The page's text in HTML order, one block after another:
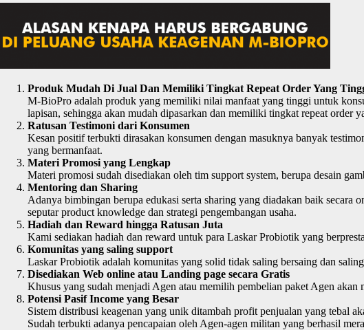
Produk Mudah Di Jual Dan Memiliki Tingkat Repeat Order Yang
M-BioPro adalah produk yang memiliki nilai manfaat yang tinggi untuk
lapisan, sehingga akan mudah dipasarkan dan memiliki tingkat repeat order
Ratusan Testimoni dari Konsumen
Kesan positif terbukti dirasakan konsumen dengan masuknya banyak
yang bermanfaat.
Materi Promosi yang Lengkap
Materi promosi sudah disediakan oleh tim support system, berupa desain
Mentoring dan Sharing
Adanya bimbingan berupa edukasi serta sharing yang diadakan baik
seputar product knowledge dan strategi pengembangan usaha.
Hadiah dan Reward hingga Ratusan Juta
Kami sediakan hadiah dan reward untuk para Laskar Probiotik yang
Komunitas yang saling support
Laskar Probiotik adalah komunitas yang solid tidak saling bersaing dan
Disediakan Web online atau Landing page secara Gratis
Khusus yang sudah menjadi Agen atau memilih pembelian paket Agen
Potensi Pasif Income yang Besar
Sistem distribusi keagenan yang unik ditambah profit penjualan yang tebal
Sudah terbukti adanya pencapaian oleh Agen-agen militan yang berhasil